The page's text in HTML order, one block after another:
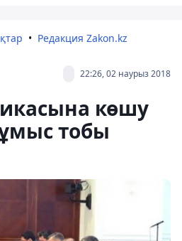
Редакция Zakon.kz
22:26, 02 наурыз 2018
көшу
тобы